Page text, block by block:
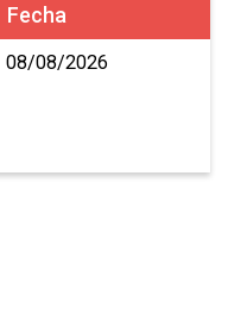
Fecha
08/08/2026